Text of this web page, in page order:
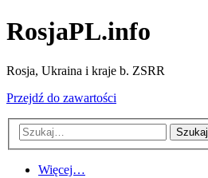
RosjaPL.info
Rosja, Ukraina i kraje b. ZSRR
Przejdź do zawartości
Szukaj
Więcej…